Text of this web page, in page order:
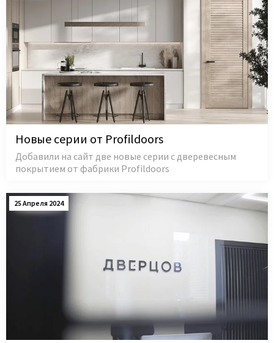
Новые серии от Profildoors
Добавили на сайт две новые серии с дверевесным
покрытием от фабрики Profildoors
25 Апреля 2024